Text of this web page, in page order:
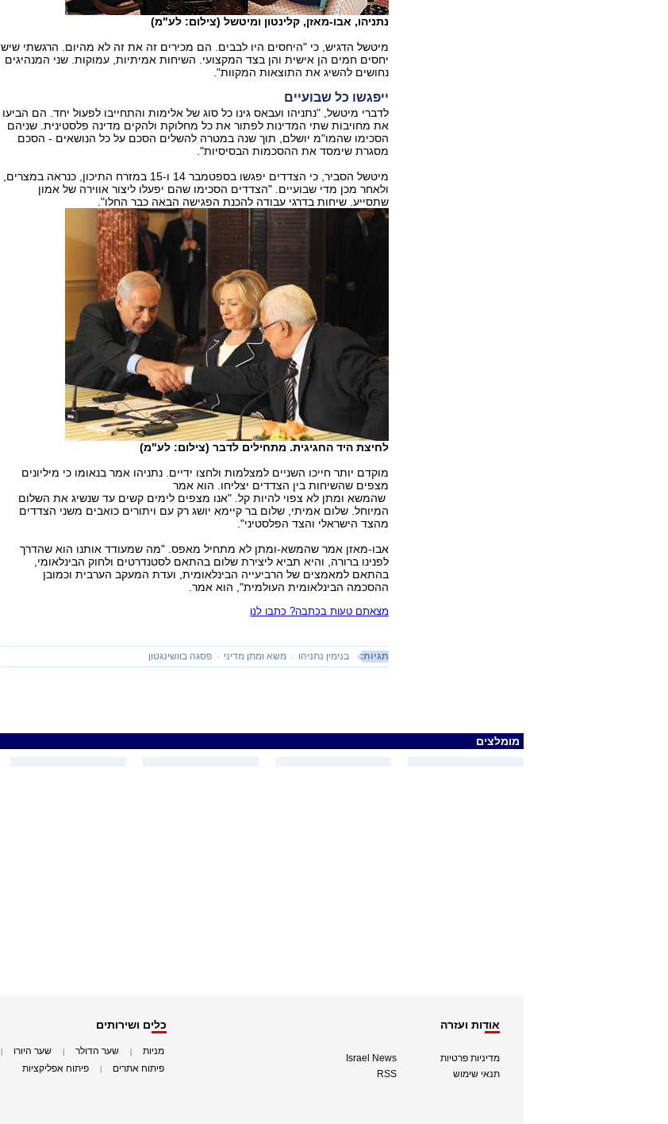
נתניהו, אבו-מאזן, קלינטון ומיטשל (צילום: לע"מ)
מיטשל הדגיש, כי "היחסים היו לבבים. הם מכירים זה את זה לא מהיום. הרגשתי שיש
יחסים חמים הן אישית והן בצד המקצועי. השיחות אמיתיות, עמוקות. שני המנהיגים
נחושים להשיג את התוצאות המקוות".
ייפגשו כל שבועיים
לדברי מיטשל, "נתניהו ועבאס גינו כל סוג של אלימות והתחייבו לפעול יחד. הם הביעו
את מחויבות שתי המדינות לפתור את כל מחלוקת ולהקים מדינה פלסטינית. שניהם
הסכימו שהמו"מ יושלם, תוך שנה במטרה להשלים הסכם על כל הנושאים - הסכם
מסגרת שימסד את ההסכמות הבסיסיות".
מיטשל הסביר, כי הצדדים יפגשו בספטמבר 14 ו-15 במזרח התיכון, כנראה במצרים,
ולאחר מכן מדי שבועיים. "הצדדים הסכימו שהם יפעלו ליצור אווירה של אמון
שתסייע. שיחות בדרגי עבודה להכנת הפגישה הבאה כבר החלו".
לחיצת היד החגיגית. מתחילים לדבר (צילום: לע"מ)
מוקדם יותר חייכו השניים למצלמות ולחצו ידיים. נתניהו אמר בנאומו כי מיליונים
מצפים שהשיחות בין הצדדים יצליחו. הוא אמר
שהמשא ומתן לא צפוי להיות קל. "אנו מצפים לימים קשים עד שנשיג את השלום
המיוחל. שלום אמיתי, שלום בר קיימא יושג רק עם ויתורים כואבים משני הצדדים
מהצד הישראלי והצד הפלסטיני".
אבו-מאזן אמר שהמשא-ומתן לא מתחיל מאפס. "מה שמעודד אותנו הוא שהדרך
לפנינו ברורה, והיא תביא ליצירת שלום בהתאם לסטנדרטים ולחוק הבינלאומי,
בהתאם למאמצים של הרביעייה הבינלאומית, ועדת המעקב הערבית וכמובן
ההסכמה הבינלאומית העולמית", הוא אמר.
מצאתם טעות בכתבה? כתבו לנו
תגיות: בנימין נתניהו משא ומתן מדיני פסגה בוושינגטון
מומלצים
אודות ועזרה
מדיניות פרטיות
תנאי שימוש
Israel News
RSS
כלים ושירותים
מניות שער הדולר שער היורו
פיתוח אתרים פיתוח אפליקציות